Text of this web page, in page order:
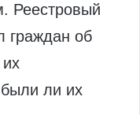
Реестровый
граждан об
ли их